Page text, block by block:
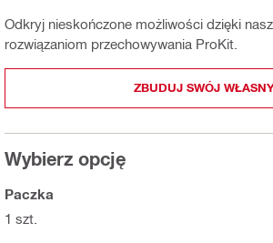
Odkryj nieskończone możliwości dzięki
rozwiązaniom przechowywania ProKit.
ZBUDUJ SWÓJ
Wybierz opcję
Paczka
1 szt.